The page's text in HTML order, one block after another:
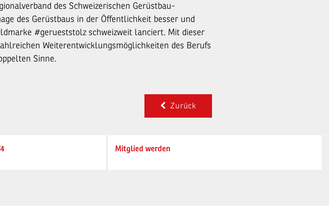
des Schweizerischen Gerüstbau-
des Gerüstbaus in der Öffentlichkeit besser und
#gerueststolz schweizweit lanciert. Mit dieser
Weiterentwicklungsmöglichkeiten des Berufs
Sinne.
Zurück
Mitglied werden